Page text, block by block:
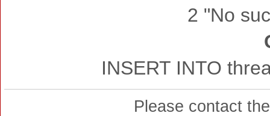
2 "No
INSERT INTO
Please contact